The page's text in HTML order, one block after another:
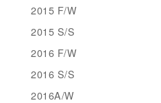
2015 F/W
2015 S/S
2016 F/W
2016 S/S
2016A/W